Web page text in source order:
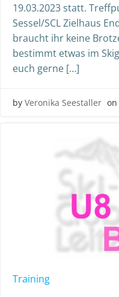
19.03.2023 statt.
Sessel/SCL Zielhaus
braucht ihr keine
bestimmt etwas im
euch gerne […]
by Veronika Seestaller on
Training